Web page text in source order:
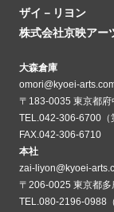
ザイ－リヨン
株式会社京映アー
大森倉庫
omori@kyoei-
〒183-0035 東京都府
TEL.042-306-6700（
FAX.042-306-6710
本社
zai-liyon@kyoei-
〒206-0025 東京都
TEL.080-2196-0988